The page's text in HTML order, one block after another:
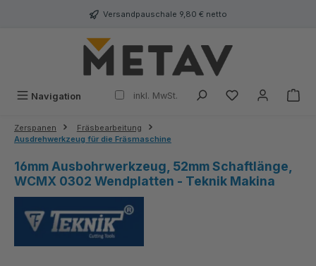
Versandpauschale 9,80 € netto
Navigation inkl. MwSt.
Zerspanen
Fräsbearbeitung
Ausdrehwerkzeug für die Fräsmaschine
16mm Ausbohrwerkzeug, 52mm Schaftlänge,
WCMX 0302 Wendplatten - Teknik Makina